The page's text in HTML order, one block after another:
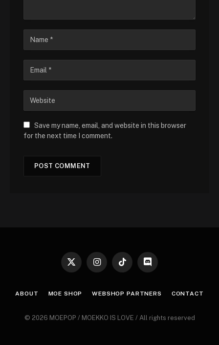
Save my name, email, and website in this browser
for the next time I comment.
X
InstagramTikTok Discord
ABOUT MOE SHOP WEBSHOP PARTNERS CONTACT
© 2026 MOEPOP / MOEKKO IS LOVE / All rights reserved